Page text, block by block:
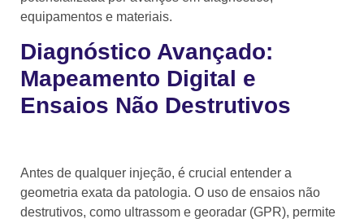
equipamentos e materiais.
Diagnóstico Avançado:
Mapeamento Digital e
Ensaios Não Destrutivos
Antes de qualquer injeção, é crucial entender a
geometria exata da patologia. O uso de ensaios não
destrutivos, como ultrassom e georadar (GPR), permite